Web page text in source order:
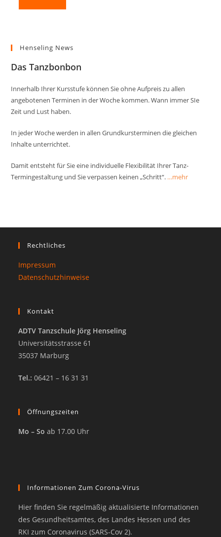
Henseling News
Das Tanzbonbon
Innerhalb Ihrer Kursstufe können Sie ohne Aufpreis zu allen
angebotenen Terminen in der Woche kommen. Wann immer SIe
Zeit und Lust haben.
In jeder Woche werden in allen Grundkursterminen die gleichen
Inhalte unterrichtet.
Damit entsteht für Sie eine individuelle Flexibilität Ihrer Tanz-
Termingestaltung und Sie verpassen keinen „Schritt“. …mehr
Rechtliches
Impressum
Datenschutzhinweise
Kontakt
ADTV Tanzschule Jörg Henseling
Universitätsstrasse 61
35037 Marburg
Tel.: 06421 – 16 31 31
Öffnungszeiten
Mo – Soab 17.00 Uhr
Informationen Zum Corona-Virus
Hier finden Sie regelmäßig aktualisierte Informationen
des Gesundheitsamtes, des Landes Hessen und des
RKI zum Coronavirus (SARS-Cov 2).